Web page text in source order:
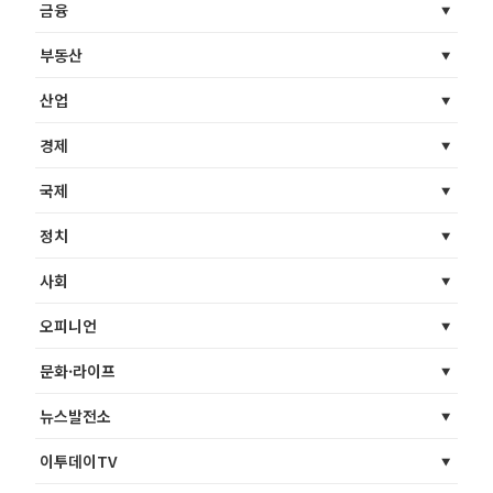
금융
부동산
산업
경제
국제
정치
사회
오피니언
문화·라이프
뉴스발전소
이투데이TV